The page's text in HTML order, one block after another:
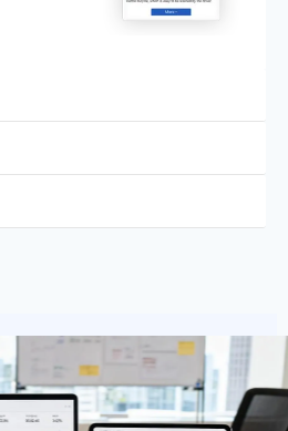
拥有会营销能赚钱的网站！
处理技术 加快加载速度
来更多免费流量
外贸独立站吗？